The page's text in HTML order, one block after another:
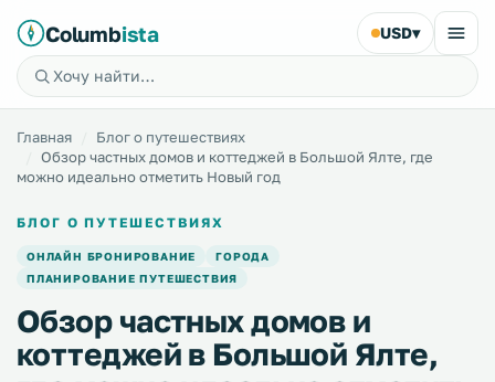
Columbista USD▾
Главная
Блог о путешествиях
Обзор частных домов и коттеджей в Большой Ялте, где
можно идеально отметить Новый год
БЛОГ О ПУТЕШЕСТВИЯХ
ОНЛАЙН БРОНИРОВАНИЕ
ГОРОДА
ПЛАНИРОВАНИЕ ПУТЕШЕСТВИЯ
Обзор частных домов и
коттеджей в Большой Ялте,